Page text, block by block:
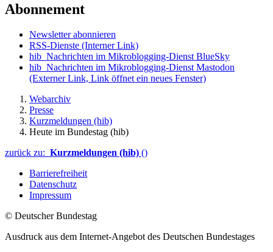
Abonnement
Newsletter abonnieren
RSS-Dienste (Interner Link)
hib_Nachrichten im Mikroblogging-Dienst BlueSky
hib_Nachrichten im Mikroblogging-Dienst Mastodon
(Externer Link, Link öffnet ein neues Fenster)
Webarchiv
Presse
Kurzmeldungen (hib)
Heute im Bundestag (hib)
zurück zu: Kurzmeldungen (hib) ()
Barrierefreiheit
Datenschutz
Impressum
© Deutscher Bundestag
Ausdruck aus dem Internet-Angebot des Deutschen Bundestages